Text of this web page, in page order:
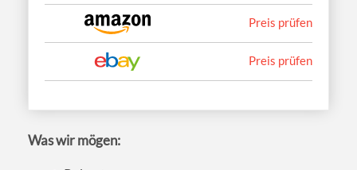
Preis prüfen
Preis prüfen
Was wir mögen: